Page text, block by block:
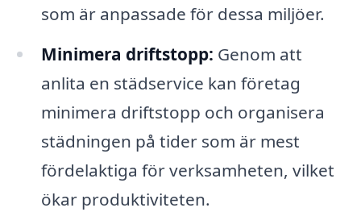
som är anpassade för dessa miljöer.
Minimera driftstopp: Genom att
anlita en städservice kan företag
minimera driftstopp och organisera
städningen på tider som är mest
fördelaktiga för verksamheten, vilket
ökar produktiviteten.